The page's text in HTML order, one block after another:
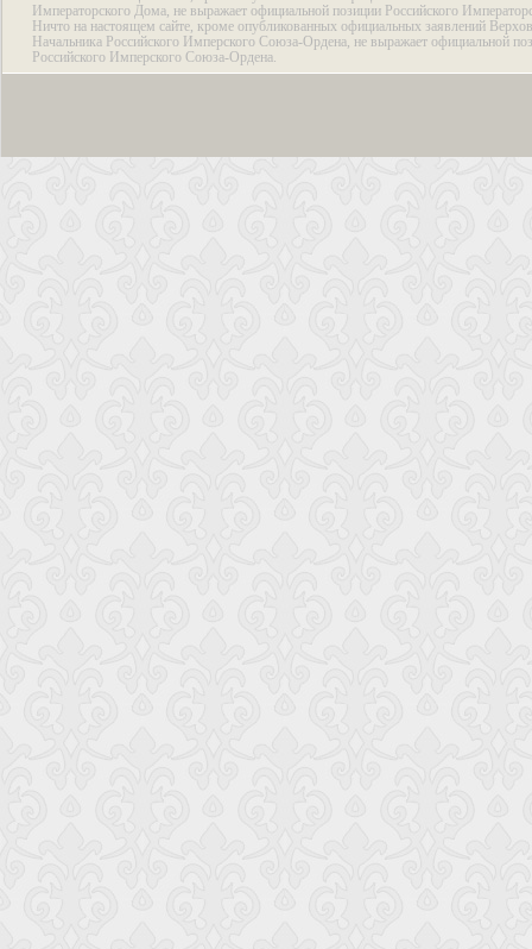
Императорского Дома, не выражает официальной позиции Российского
Ничто на настоящем сайте, кроме опубликованных официальных заявлений
Начальника Российского Имперского Союза-Ордена, не выражает официальной
Российского Имперского Союза-Ордена.